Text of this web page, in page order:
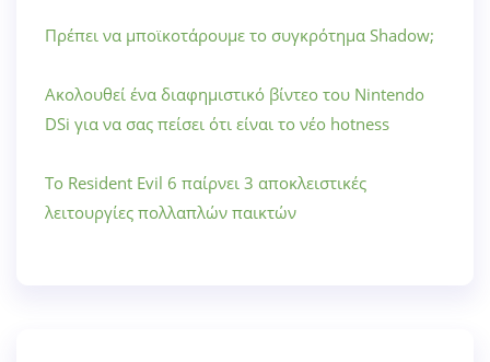
Πρέπει να μποϊκοτάρουμε το συγκρότημα Shadow;
Ακολουθεί ένα διαφημιστικό βίντεο του Nintendo
DSi για να σας πείσει ότι είναι το νέο hotness
Το Resident Evil 6 παίρνει 3 αποκλειστικές
λειτουργίες πολλαπλών παικτών